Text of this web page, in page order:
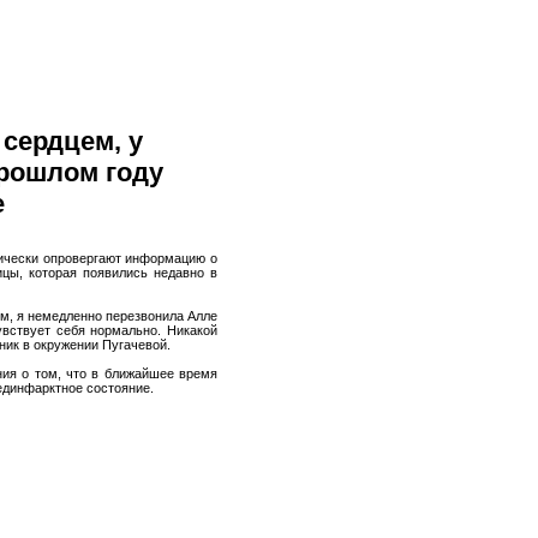
у
году
опровергают информацию о
которая появились недавно в
я немедленно перезвонила Алле
себя нормально. Никакой
в окружении Пугачевой.
о том, что в ближайшее время
состояние.